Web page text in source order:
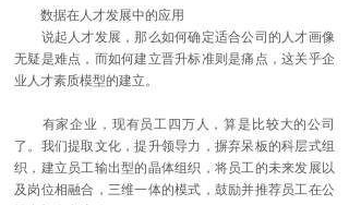
数据在人才发展中的应用
说起人才发展，那么如何确定适合公司的人才画像
无疑是难点，而如何建立晋升标准则是痛点，这关乎企
业人才素质模型的建立。
有家企业，现有员工四万人，算是比较大的公司
了。我们提取文化，提升领导力，摒弃呆板的科层式组
织，建立员工输出型的晶体组织，将员工的未来发展以
及岗位相融合，三维一体的模式，鼓励并推荐员工在公